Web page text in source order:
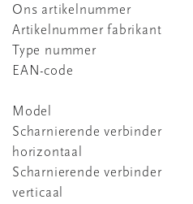
Ons artikelnummer
Artikelnummer fabrikant
Type nummer
EAN-code
Model
Scharnierende verbinder
horizontaal
Scharnierende verbinder
verticaal